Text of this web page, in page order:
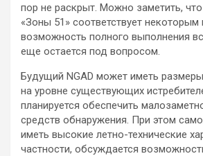
пор не раскрыт. Можно заметить,
«Зоны 51» соответствует
возможность полного выполнения
еще остается под вопросом.
Будущий NGAD может иметь
на уровне существующих
планируется обеспечить
средств обнаружения. При этом
иметь высокие летно-технические
частности, обсуждается